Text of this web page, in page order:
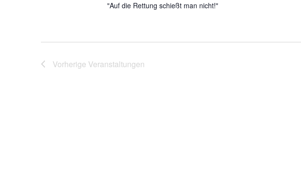
"Auf die Rettung schießt man nicht!"
Vorherige Veranstaltungen